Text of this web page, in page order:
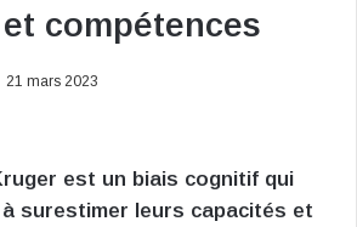
compétences
21 mars 2023
est un biais cognitif qui
surestimer leurs capacités et